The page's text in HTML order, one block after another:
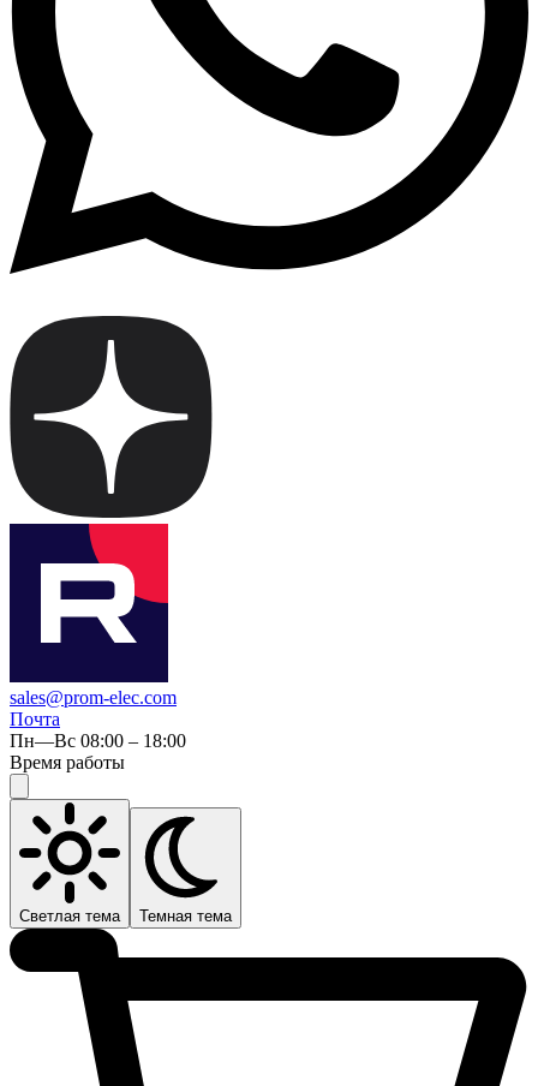
sales@prom-elec.com
Почта
Пн—Вс 08:00 – 18:00
Время работы
Светлая тема Темная тема